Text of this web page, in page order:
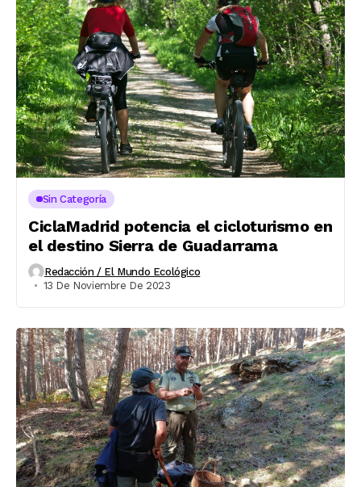
Sin Categoría
CiclaMadrid potencia el cicloturismo en
el destino Sierra de Guadarrama
Redacción / El Mundo Ecológico
13 De Noviembre De 2023